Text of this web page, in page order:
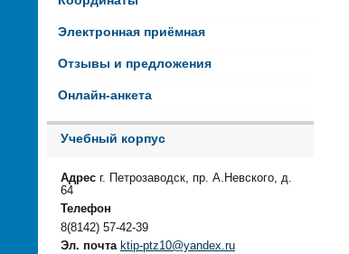
Электронная приёмная
Отзывы и предложения
Онлайн-анкета
Учебный корпус
Адрес г. Петрозаводск, пр. А.Невского, д.
64
Телефон
8(8142) 57-42-39
Эл. почта ktip-ptz10@yandex.ru